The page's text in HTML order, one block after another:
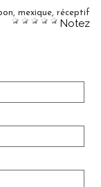
, mexique, réceptif
Notez